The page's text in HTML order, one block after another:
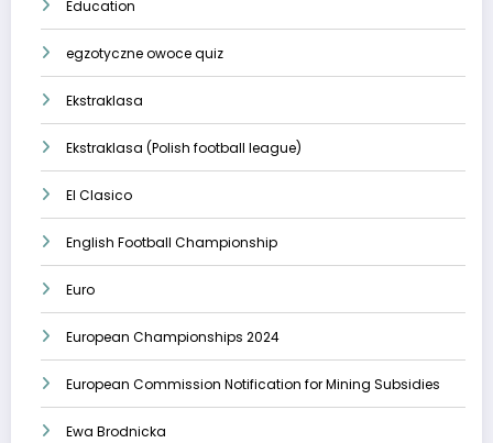
Education
egzotyczne owoce quiz
Ekstraklasa
Ekstraklasa (Polish football league)
El Clasico
English Football Championship
Euro
European Championships 2024
European Commission Notification for Mining Subsidies
Ewa Brodnicka